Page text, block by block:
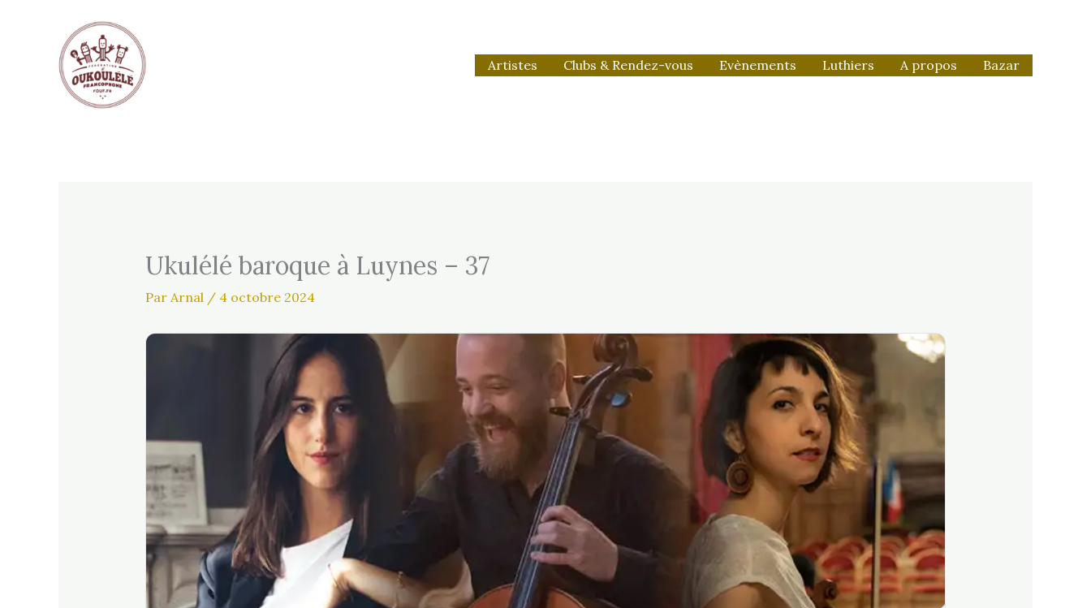
Artistes Clubs & Rendez-vous Evènements Luthiers A propos Bazar
Ukulélé baroque à Luynes – 37
Par Arnal / 4 octobre 2024